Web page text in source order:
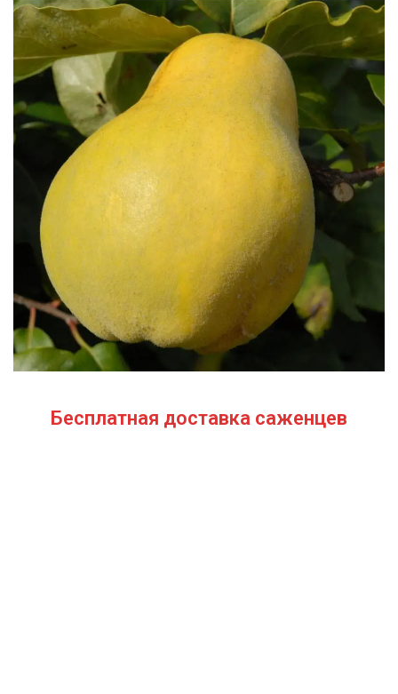
Бесплатная доставка саженцев